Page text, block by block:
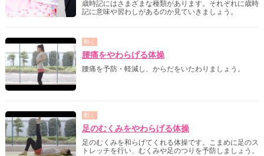
歳時記にはさまざまな種類があります。それぞれに歳時
記に意味や習わしがあるのか見ていきましょう。
動く
腰痛をやわらげる体操
腰痛を予防・軽減し、からだをいたわりましょう。
動く
足のむくみをやわらげる体操
足のむくみを和らげてくれる体操です。こまめに足のス
トレッチを行い、むくみや足のつりを予防しましょう。